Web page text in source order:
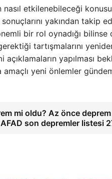
etkilenebileceği
yakından takip
bir rol oynadığı bilinse
tartışmalarını
yapılması
amaçlı yeni önlemler
mi oldu? Az önce
son depremler listesi